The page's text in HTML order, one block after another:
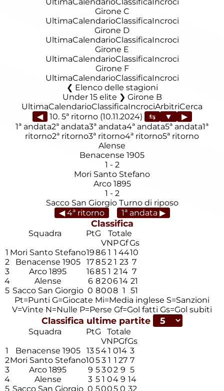
Girone C
UltimaCalendarioClassificaIncroci
Girone D
UltimaCalendarioClassificaIncroci
Girone E
UltimaCalendarioClassificaIncroci
Girone F
UltimaCalendarioClassificaIncroci
Elenco delle stagioni
Under 15 elite ❯ Girone B
UltimaCalendarioClassificaIncrociArbitriCerca
◀
10. 5ª ritorno (10.11.2024)
▶
1ª andata2ª andata3ª andata4ª andata5ª andata1ª
ritorno2ª ritorno3ª ritorno4ª ritorno5ª ritorno
Alense
Benacense 1905
1 - 2
Mori Santo Stefano
Arco 1895
1 - 2
Sacco San GiorgioTurno di riposo
◀ 4ª ritorno
1ª andata ▶
Classifica
Squadra PtG
Totale
VNPGfGs
1 Mori Santo Stefano1986 1 1 4410
2
Benacense 1905 17852 1 23 7
3
Arco 1895 1685 1 214 7
4
Alense 6 820614 21
5 Sacco San Giorgio 0 8008 1
51
Pt=Punti G=Giocate Mi=Media inglese S=Sanzioni
V=Vinte N=Nulle P=Perse Gf=Gol fatti Gs=Gol subiti
Classifica ultime partite
Squadra PtG
Totale
VNPGfGs
1
Benacense 1905 13541 014 3
2Mori Santo Stefano1053 1 1 27 7
3
Arco 1895 9 5302 9 5
4
Alense 3 5 1 04 9 14
5 Sacco San Giorgio 0 5005 0 32